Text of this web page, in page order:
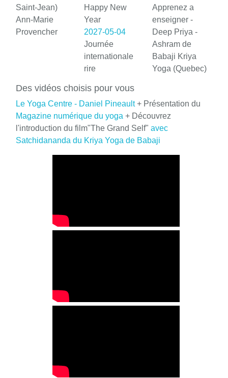
Saint-Jean)
Ann-Marie
Provencher
Happy New
Year
2027-05-04
Journée
internationale
rire
Apprenez a
enseigner -
Deep Priya -
Ashram de
Babaji Kriya
Yoga (Quebec)
Des vidéos choisis pour vous
Le Yoga Centre - Daniel Pineault+ Présentation du
Magazine numérique du yoga + Découvrez
l'introduction du film"The Grand Self" avec
Satchidananda du Kriya Yoga de Babaji